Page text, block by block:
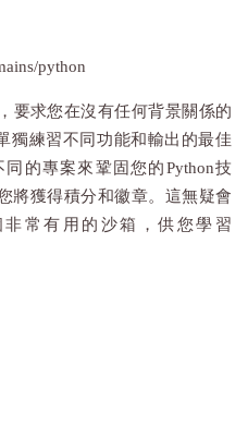
python
要求您在沒有任何背景關係的
獨練習不同功能和輸出的最佳
的專案來鞏固您的Python技
將獲得積分和徽章。這無疑會
常有用的沙箱，供您學習